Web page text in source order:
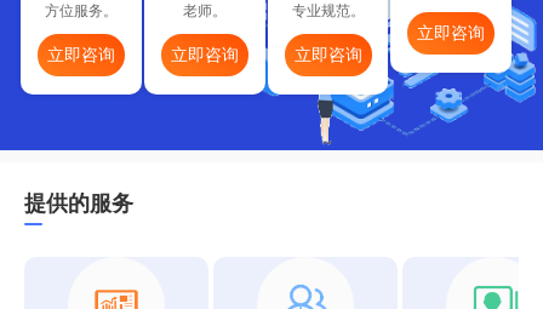
方位服务。
立即咨询
老师。
立即咨询
专业规范。
立即咨询
立即咨询
提供的服务